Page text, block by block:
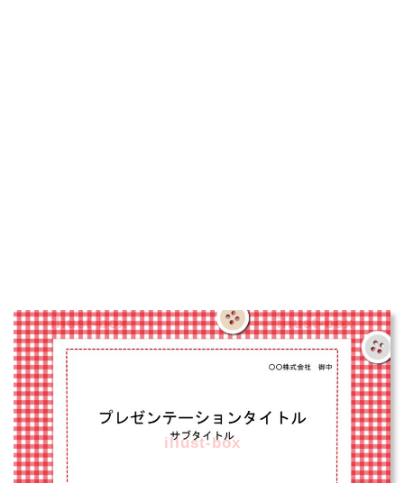
illust-box
illust-box illust-box